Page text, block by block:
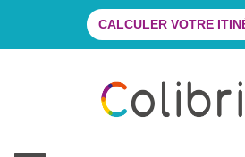
CALCULER VOTRE